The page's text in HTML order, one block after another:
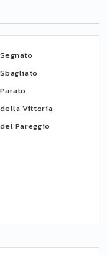
Vittoria
Pareggio